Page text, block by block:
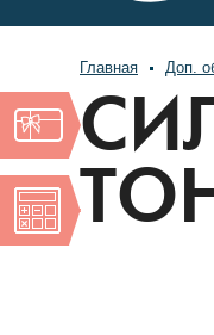
Главная Доп.